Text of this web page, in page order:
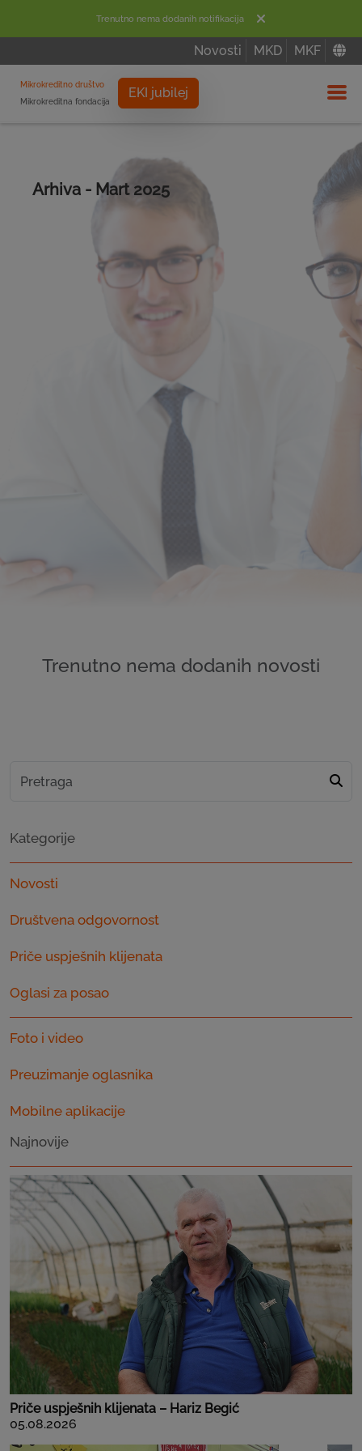
Trenutno nema dodanih notifikacija
Novosti MKD MKF
Mikrokreditno društvo
Mikrokreditna fondacija
EKI jubilej
Arhiva - Mart 2025
Trenutno nema dodanih novosti
Kategorije
Novosti
Društvena odgovornost
Priče uspješnih klijenata
Oglasi za posao
Foto i video
Preuzimanje oglasnika
Mobilne aplikacije
Najnovije
Priče uspješnih klijenata – Hariz Begić
05.08.2026